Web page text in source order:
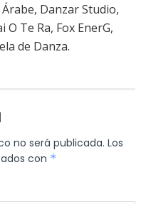
Danzar Studio,
O Te Ra, Fox EnerG,
de Danza.
no será publicada. Los
con *